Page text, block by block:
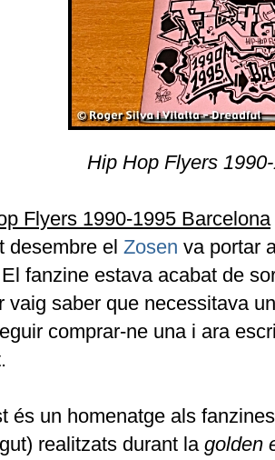
Hip Hop Flyers
Flyers 1990-1995 Barcelona
desembre el Zosen va portar
fanzine estava acabat de
vaig saber que necessitava
comprar-ne una i ara
és un homenatge als
realitzats durant la golden